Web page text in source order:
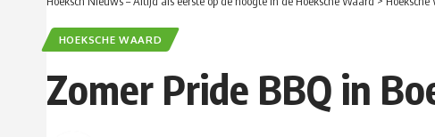
HOEKSCHE WAARD
Zomer Pride BBQ in